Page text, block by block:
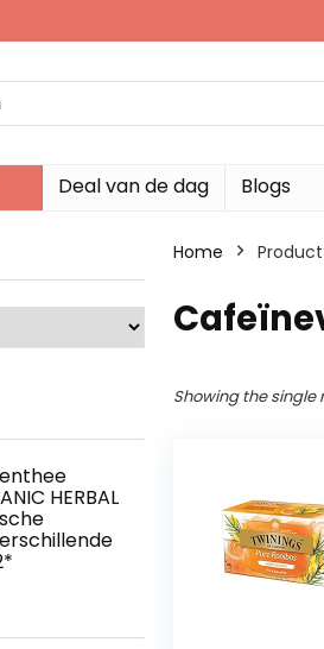
Deal van de dag Blogs
HERBAL
Home
Showing the single